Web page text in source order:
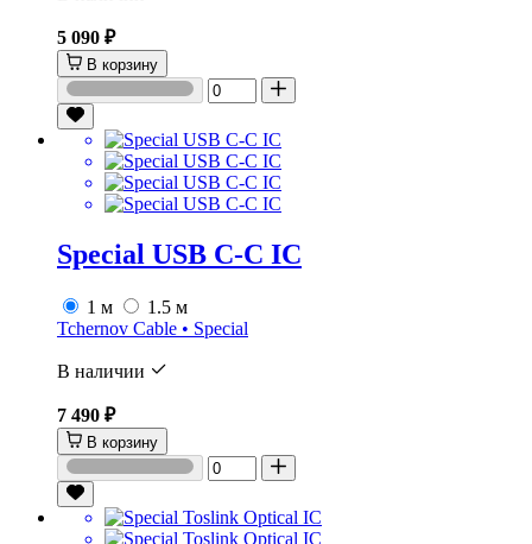
5 090 ₽
В корзину
Special USB C-C IC
1 м
1.5 м
Tchernov Cable • Special
В наличии
7 490 ₽
В корзину